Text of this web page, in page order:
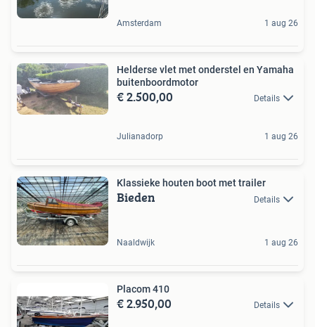
Amsterdam 1 aug 26
Helderse vlet met onderstel en Yamaha
buitenboordmotor
€ 2.500,00 Details
Julianadorp 1 aug 26
Klassieke houten boot met trailer
Bieden Details
Naaldwijk 1 aug 26
Placom 410
€ 2.950,00 Details